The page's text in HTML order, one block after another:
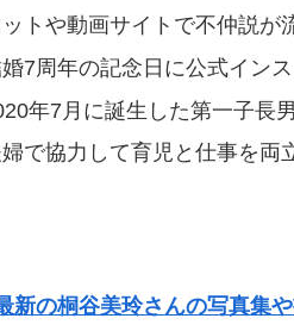
トや動画サイトで不仲説が
7周年の記念日に公式イン
年7月に誕生した第一子長
で協力して育児と仕事を両
新の桐谷美玲さんの写真集